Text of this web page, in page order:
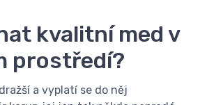
kvalitní med v
prostředí?
a vyplatí se do něj